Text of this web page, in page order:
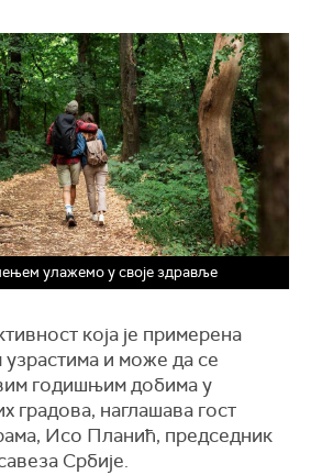
улажемо у своје здравље
која је примерена
и може да се
годишњим добима у
градова, наглашава гост
Исо Планић, председник
Србије.